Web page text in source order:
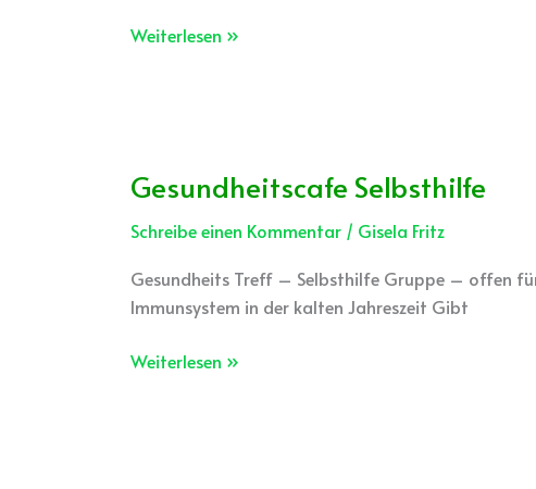
Weiterlesen »
Gesundheitscafe Selbsthilfe
Schreibe einen Kommentar / Gisela Fritz
Gesundheits Treff – Selbsthilfe Gruppe – offen
Immunsystem in der kalten Jahreszeit Gibt
Gesundheitscafe
Weiterlesen »